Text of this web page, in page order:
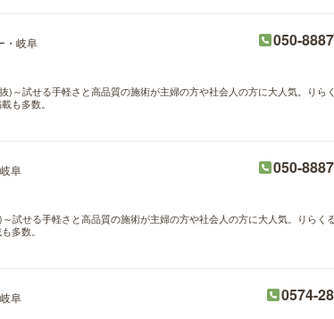
・岐阜 050-
)～試せる手軽さと高品質の施術が主婦の方や社会人の方に大人気。りら
も多数。
阜 050-
試せる手軽さと高品質の施術が主婦の方や社会人の方に大人気。りらく
多数。
阜 0574-